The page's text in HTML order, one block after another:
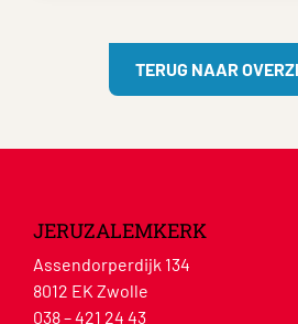
TERUG NAAR
JERUZALEMKERK
Assendorperdijk 134
8012 EK Zwolle
038 – 421 24 43